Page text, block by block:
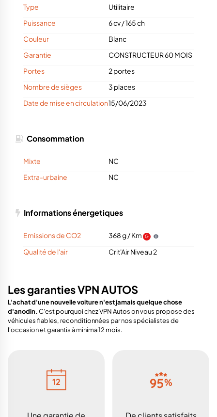
Type
Utilitaire
Puissance
6 cv/165 ch
Couleur
Blanc
Garantie
CONSTRUCTEUR 60 MOIS
Portes
2 portes
Nombre de sièges
3 places
Date de mise en circulation15/06/2023
Consommation
Mixte
NC
Extra-urbaine
NC
Informations énergetiques
Emissions de CO2 368 g / Km G
Qualité de l'air Crit'Air Niveau 2
Les garanties VPN AUTOS
L'achat d'une nouvelle voiture n'est jamais quelque chose
d'anodin.C'est pourquoi chez VPN Autos on vous propose des
véhicules fiables, reconditionnées par nos spécialistes de
l'occasion et garantis à minima 12 mois.